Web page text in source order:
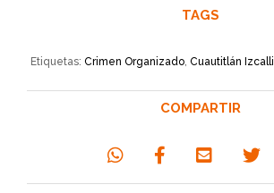
TAGS
Etiquetas: Crimen Organizado, Cuautitlán Izcalli
COMPARTIR